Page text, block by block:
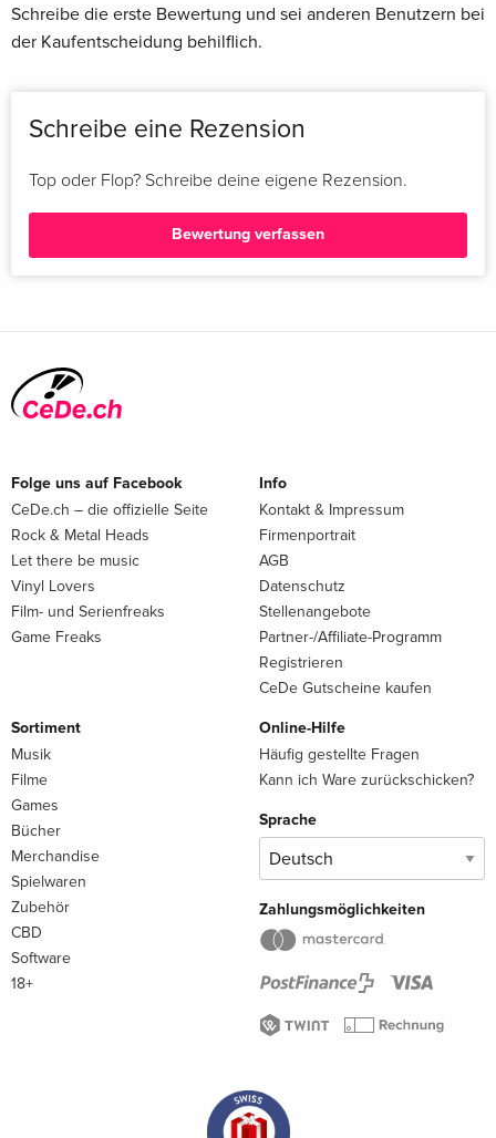
Schreibe die erste Bewertung und sei anderen Benutzern bei
der Kaufentscheidung behilflich.
Schreibe eine Rezension
Top oder Flop? Schreibe deine eigene Rezension.
Bewertung verfassen
Folge uns auf Facebook
CeDe.ch – die offizielle Seite
Rock & Metal Heads
Let there be music
Vinyl Lovers
Film- und Serienfreaks
Game Freaks
Info
Kontakt & Impressum
Firmenportrait
AGB
Datenschutz
Stellenangebote
Partner-/Affiliate-Programm
Registrieren
CeDe Gutscheine kaufen
Sortiment
Musik
Filme
Games
Bücher
Merchandise
Spielwaren
Zubehör
CBD
Software
18+
Online-Hilfe
Häufig gestellte Fragen
Kann ich Ware zurückschicken?
Sprache
Zahlungsmöglichkeiten